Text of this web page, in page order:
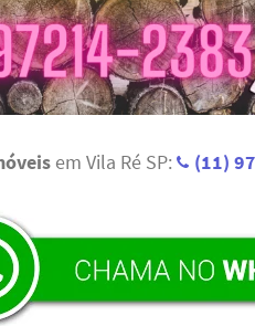
em Vila Ré SP: (11)